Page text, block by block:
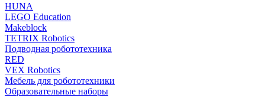
HUNA
LEGO Education
Makeblock
TETRIX Robotics
Подводная робототехника
RED
VEX Robotics
Мебель для робототехники
Образовательные наборы